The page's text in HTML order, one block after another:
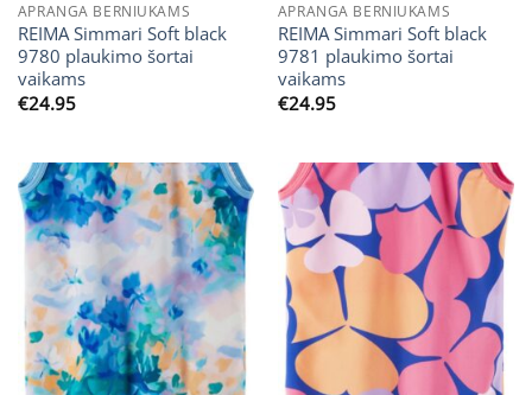
APRANGA BERNIUKAMS
REIMA Simmari Soft black
9780 plaukimo šortai
vaikams
€24.95
APRANGA BERNIUKAMS
REIMA Simmari Soft black
9781 plaukimo šortai
vaikams
€24.95